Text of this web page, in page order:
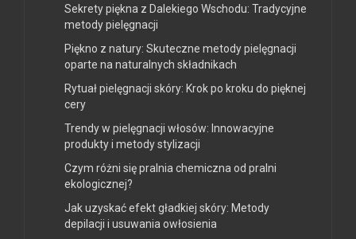
Sekrety piękna z Dalekiego Wschodu: Tradycyjne
metody pielęgnacji
Piękno z natury: Skuteczne metody pielęgnacji
oparte na naturalnych składnikach
Rytuał pielęgnacji skóry: Krok po kroku do pięknej
cery
Trendy w pielęgnacji włosów: Innowacyjne
produkty i metody stylizacji
Czym różni się pralnia chemiczna od pralni
ekologicznej?
Jak uzyskać efekt gładkiej skóry: Metody
depilacji i usuwania owłosienia